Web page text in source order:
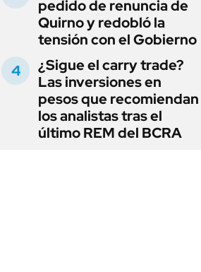
pedido de renuncia de
Quirno y redobló la
tensión con el Gobierno
¿Sigue el carry trade?
Las inversiones en
pesos que recomiendan
los analistas tras el
último REM del BCRA